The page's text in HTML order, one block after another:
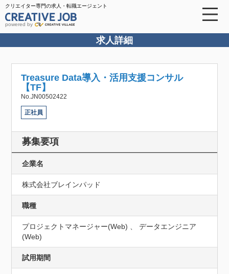
クリエイター専門の求人・転職エージェント
powered by
求人詳細
Treasure Data導入・活用支援コンサル
【TF】
No.JN00502422
正社員
募集要項
企業名
株式会社ブレインパッド
職種
プロジェクトマネージャー(Web) 、 データエンジニア
(Web)
試用期間